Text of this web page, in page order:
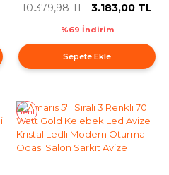
Oturma Odası Salon Sarkıt
Avize
10.379,98 TL 3.183,00 TL
%69 İndirim
Sepete Ekle
Yeni